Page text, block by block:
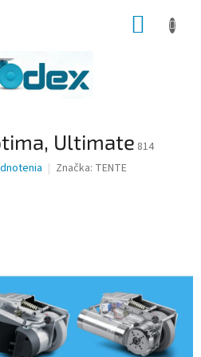
Ultimate 814
Značka: TENTE